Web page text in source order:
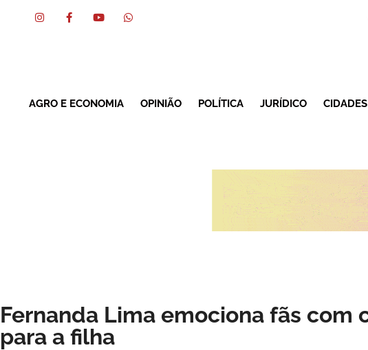
AGRO E ECONOMIA OPINIÃO POLÍTICA JURÍDICO CIDADES
Fernanda Lima emociona fãs com
para a filha